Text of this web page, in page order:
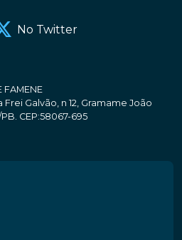
No Twitter
FAMENE
Frei Galvão, n 12, Gramame João
CEP:58067-695